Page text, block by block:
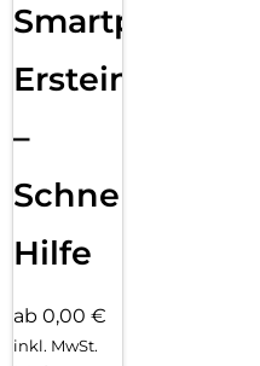
Smartphone
Ersteinrichtung
–
Schnelle
Hilfe
ab 0,00 €
inkl. MwSt.